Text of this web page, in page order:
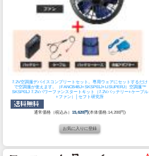
7.2V空調服デバイスコンプリートセット。専用ウェアにセットするだけ
で空調服が使えます。（FANCB4BJ+SKSP01J+LISUPERJ） 空調服™
SKSP01J 7.2Vパワーファンスタートキット（7.2Vバッテリー+ケーブル
+ファン）│セフト研究所
通常価格（税込み）15,620円(本体価格:14,200円)